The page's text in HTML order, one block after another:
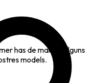
has de marcar alguns
models.